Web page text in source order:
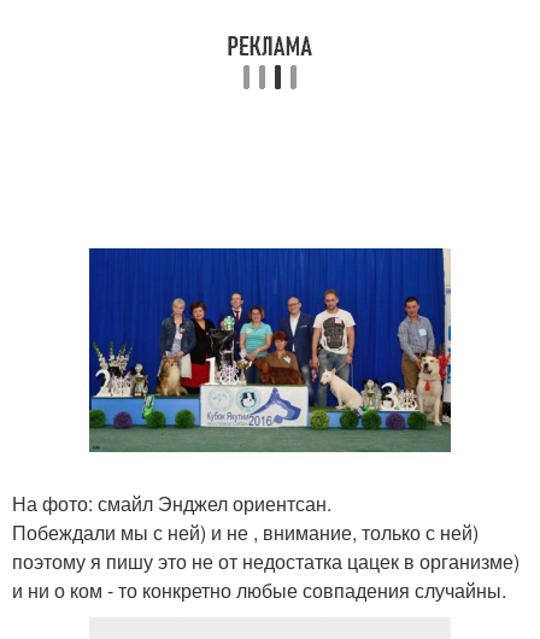
На фото: смайл Энджел ориентсан.
Побеждали мы с ней) и не , внимание, только с ней)
поэтому я пишу это не от недостатка цацек в организме)
и ни о ком - то конкретно любые совпадения случайны.